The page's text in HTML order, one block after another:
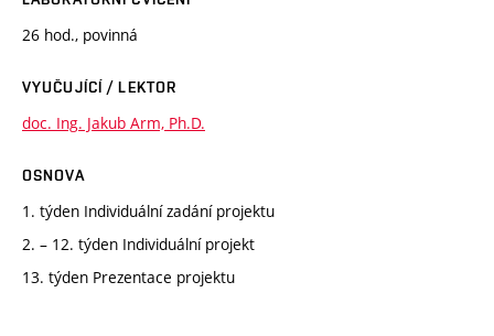
26 hod., povinná
VYUČUJÍCÍ / LEKTOR
doc. Ing. Jakub Arm, Ph.D.
OSNOVA
1. týden Individuální zadání projektu
2. – 12. týden Individuální projekt
13. týden Prezentace projektu